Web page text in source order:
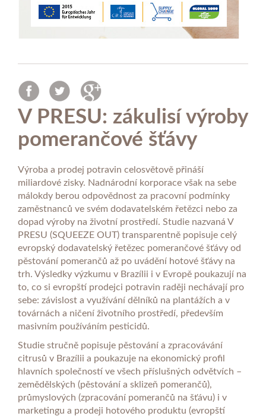
V PRESU: zákulisí výroby
pomerančové šťávy
Výroba a prodej potravin celosvětově přináší
miliardové zisky. Nadnárodní korporace však na sebe
málokdy berou odpovědnost za pracovní podmínky
zaměstnanců ve svém dodavatelském řetězci nebo za
dopad výroby na životní prostředí. Studie nazvaná V
PRESU (SQUEEZE OUT) transparentně popisuje celý
evropský dodavatelský řetězec pomerančové šťávy od
pěstování pomerančů až po uvádění hotové šťávy na
trh. Výsledky výzkumu v Brazílii i v Evropě poukazují na
to, co si evropští prodejci potravin raději nechávají pro
sebe: závislost a využívání dělníků na plantážích a v
továrnách a ničení životního prostředí, především
masivním používáním pesticidů.
Studie stručně popisuje pěstování a zpracovávání
citrusů v Brazílii a poukazuje na ekonomický profil
hlavních společností ve všech příslušných odvětvích –
zemědělských (pěstování a sklizeň pomerančů),
průmyslových (zpracování pomerančů na šťávu) i v
marketingu a prodeji hotového produktu (evropští